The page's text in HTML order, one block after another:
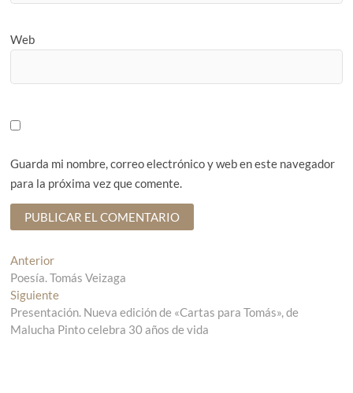
Web
Guarda mi nombre, correo electrónico y web en este navegador
para la próxima vez que comente.
N
a
v
e
Anterior
n
t
r
a
Poesía. Tomás Veizaga
Siguiente
n
t
Presentación. Nueva edición de «Cartas para Tomás», de
Malucha Pinto celebra 30 años de vida